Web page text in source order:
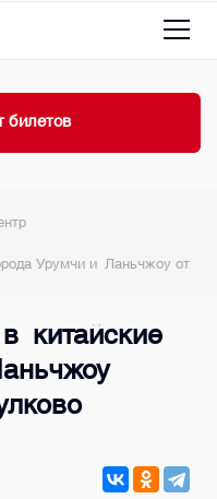
билетов
Урумчи и Ланьчжоу
китайские